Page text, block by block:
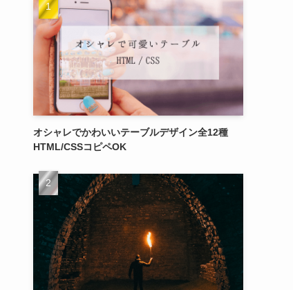
オシャレでかわいいテーブルデザイン全12種
HTML/CSSコピペOK